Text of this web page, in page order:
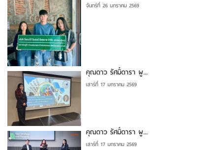
จันทร์ที่ 26 มกราคม 2569
คุณดาว รัศมิ์ดารา ผู...
เสาร์ที่ 17 มกราคม 2569
คุณดาว รัศมิ์ดารา ผู...
เสาร์ที่ 17 มกราคม 2569